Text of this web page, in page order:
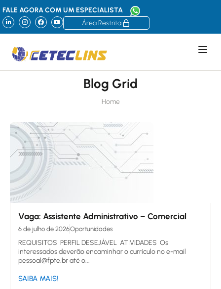
FALE AGORA COM UM ESPECIALISTA
Área Restrita
Blog Grid
Home
Vaga: Assistente Administrativo – Comercial
6 de julho de 2026Oportunidades
REQUISITOS PERFIL DESEJÁVEL ATIVIDADES Os
interessados deverão encaminhar o currículo no e-mail
pessoal@fpte.br até o...
SAIBA MAIS!